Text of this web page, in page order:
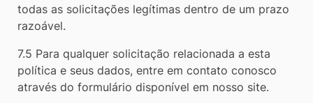
todas as solicitações legítimas dentro de um prazo
razoável.
7.5 Para qualquer solicitação relacionada a esta
política e seus dados, entre em contato conosco
através do formulário disponível em nosso site.